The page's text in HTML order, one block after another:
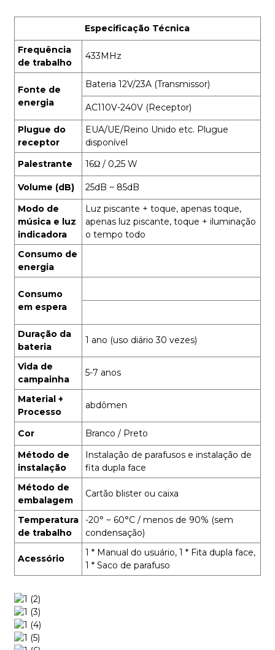
Especificação Técnica
Frequência
de trabalho
433MHz
Fonte de
energia
Bateria 12V/23A (Transmissor)
AC110V-240V (Receptor)
Plugue do
receptor
EUA/UE/Reino Unido etc. Plugue
disponível
Palestrante
16Ω / 0,25 W
Volume (dB)
25dB ~ 85dB
Modo de
música e luz
indicadora
Luz piscante + toque, apenas toque,
apenas luz piscante, toque + iluminação
o tempo todo
Consumo de
energia
Consumo
em espera
Duração da
bateria
1 ano (uso diário 30 vezes)
Vida de
campainha
5-7 anos
Material +
Processo
abdômen
Cor
Branco / Preto
Método de
instalação
Instalação de parafusos e instalação de
fita dupla face
Método de
embalagem
Cartão blister ou caixa
Temperatura
de trabalho
-20° ~ 60°C / menos de 90% (sem
condensação)
Acessório
1 * Manual do usuário, 1 * Fita dupla face,
1 * Saco de parafuso